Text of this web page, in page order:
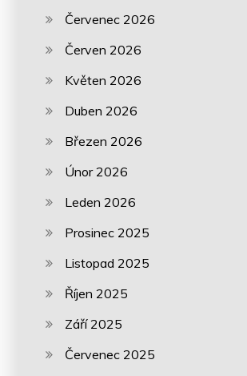
Červenec 2026
Červen 2026
Květen 2026
Duben 2026
Březen 2026
Únor 2026
Leden 2026
Prosinec 2025
Listopad 2025
Říjen 2025
Září 2025
Červenec 2025